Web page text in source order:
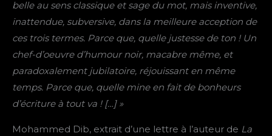
belle au sens classique et sage du mot, mais inventive,
inattendue, subversive, dans la meilleure acception de
ces trois termes. Parce que, quelle justesse de ton ! Un
chef-d’oeuvre d’humour noir, macabre même, et
paradoxalement jubilatoire, réjouissant en même
temps. Parce que, quelle mine en fait de bonheurs
d’écriture à tout va ! […] »
Mohammed Dib, extrait d’une lettre à l’auteur de La